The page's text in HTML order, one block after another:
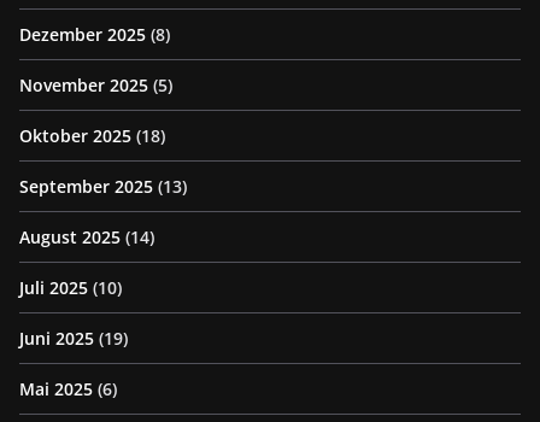
Dezember 2025 (8)
November 2025 (5)
Oktober 2025 (18)
September 2025 (13)
August 2025 (14)
Juli 2025 (10)
Juni 2025 (19)
Mai 2025 (6)